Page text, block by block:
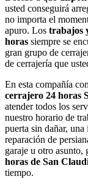
usted conseguirá
no importa el
apuro. Los trabajos
horas siempre se
gran grupo de
de cerrajería que
En esta compañía
cerrajero 24 horas
atender todos los
nuestro horario de
puerta sin dañar,
reparación de
garaje u otro asunto,
horas de San
tiempo.